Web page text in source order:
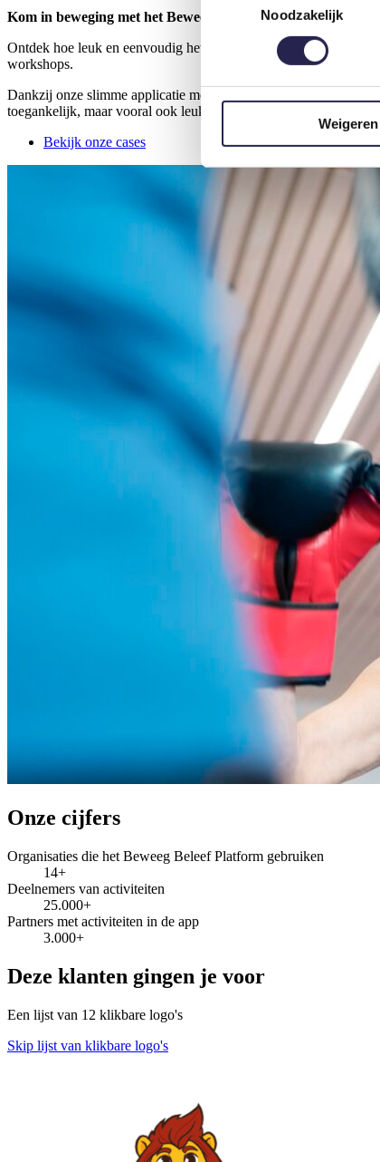
Noodzakelijk
Weigeren
Kom in beweging met het Beweeg Beleef Platform!
Ontdek hoe leuk en eenvoudig het is om inwoners actief te
workshops.
Dankzij onze slimme applicatie met diverse modules, die ook
toegankelijk, maar vooral ook leuk!
Bekijk onze cases
Onze cijfers
Organisaties die het Beweeg Beleef Platform gebruiken
14+
Deelnemers van activiteiten
25.000+
Partners met activiteiten in de app
3.000+
Deze klanten gingen je voor
Een lijst van 12 klikbare logo's
Skip lijst van klikbare logo's